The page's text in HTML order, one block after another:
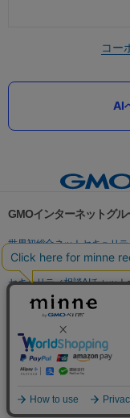
コー
AI
GMOインターネットグ
世界初総合ネットセキュリテ
パスワード漏洩診断
Web
セキュリティ相談AIチャット
実在証明・盗聴対策
サイバー攻撃対策（GMO
セキュリティ事業の軌跡